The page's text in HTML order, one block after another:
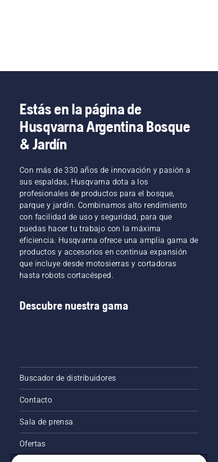
Estás en la página de
Husqvarna Argentina Bosque
& Jardín
Con más de 330 años de innovación y pasión a
sus espaldas, Husqvarna dota a los
profesionales de productos para el bosque,
parque y jardín. Combinamos alto rendimiento
con facilidad de uso y seguridad, para que
puedas hacer tu trabajo con la máxima
eficiencia. Husqvarna ofrece una amplia gama de
productos y accesorios en continua expansión
que incluye desde motosierras y cortadoras
hasta robots cortacésped.
Descubre nuestra gama
Buscador de distribuidores
Contacto
Sala de prensa
Ofertas